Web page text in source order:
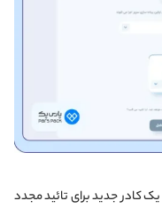
کادر جدید برای تائید مجدد